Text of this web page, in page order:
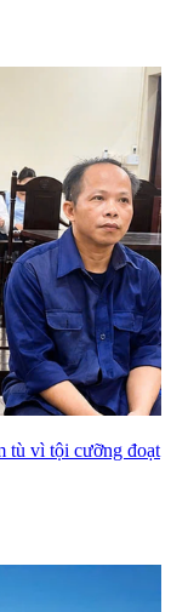
tù vì tội cưỡng đoạt